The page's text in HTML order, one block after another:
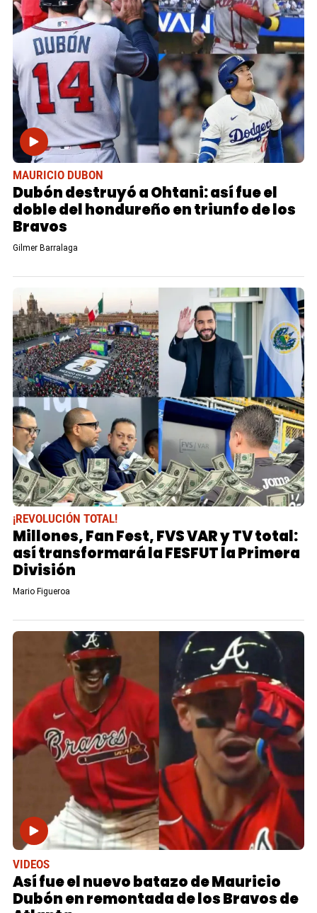
MAURICIO DUBON
Dubón destruyó a Ohtani: así fue el
doble del hondureño en triunfo de los
Bravos
Gilmer Barralaga
¡REVOLUCIÓN TOTAL!
Millones, Fan Fest, FVS VAR y TV total:
así transformará la FESFUT la Primera
División
Mario Figueroa
VIDEOS
Así fue el nuevo batazo de Mauricio
Dubón en remontada de los Bravos de